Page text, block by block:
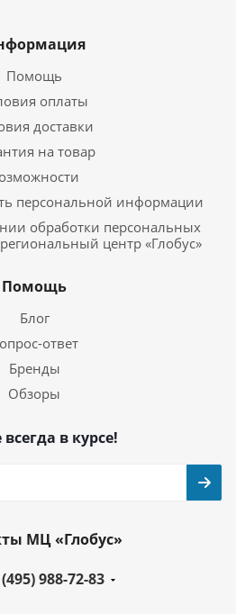
Помощь
оплаты
доставки
на товар
персональной информации
обработки персональных
центр «Глобус»
Помощь
Блог
ответ
Бренды
Обзоры
всегда в курсе!
МЦ «Глобус»
988-72-83